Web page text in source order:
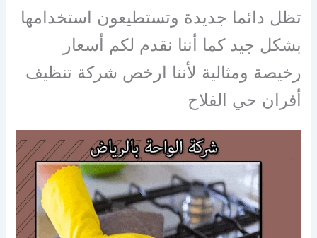
تظل دائما جديدة وتستطيعون استخدامها
بشكل جيد كما أننا نقدم لكم أسعار
رخيصة ومثالية لأننا ارخص شركة تنظيف
أفران حي الفلاح